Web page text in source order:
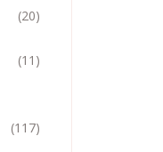
(20)
(11)
(117)